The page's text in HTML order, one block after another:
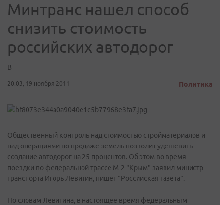
Минтранс нашел способ
снизить стоимость
российских автодорог
В
20:03, 19 ноября 2011 Политика
Общественный контроль над стоимостью стройматериалов и
над операциями по продаже земель позволит удешевить
создание автодорог на 25 процентов. Об этом во время
поездки по федеральной трассе М-2 "Крым" заявил министр
транспорта Игорь Левитин, пишет "Российская газета".
По словам Левитина, в настоящее время федеральным